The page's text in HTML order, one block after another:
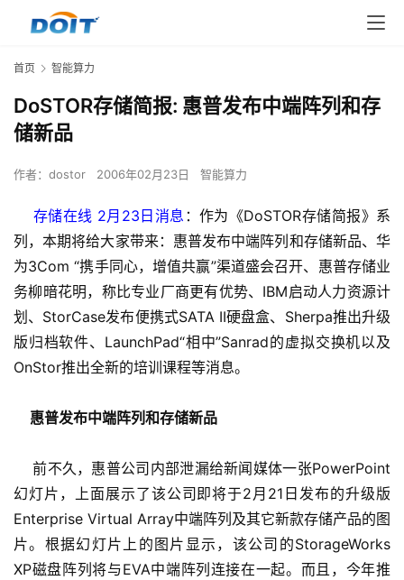
首页 智能算力
DoSTOR存储简报: 惠普发布中端阵列和存
储新品
作者： dostor 2006年02月23日 智能算力
存储在线 2月23日消息 ：作为《DoSTOR存储简报》系
列，本期将给大家带来：惠普发布中端阵列和存储新品、华
为3Com “携手同心，增值共赢”渠道盛会召开、惠普存储业
务柳暗花明，称比专业厂商更有优势、IBM启动人力资源计
划、StorCase发布便携式SATA II硬盘盒、Sherpa推出升级
版归档软件、LaunchPad“相中”Sanrad的虚拟交换机以及
OnStor推出全新的培训课程等消息。
惠普发布中端阵列和存储新品
前不久，惠普公司内部泄漏给新闻媒体一张PowerPoint
幻灯片，上面展示了该公司即将于2月21日发布的升级版
Enterprise Virtual Array中端阵列及其它新款存储产品的图
片。根据幻灯片上的图片显示，该公司的StorageWorks
XP磁盘阵列将与EVA中端阵列连接在一起。而且，今年推